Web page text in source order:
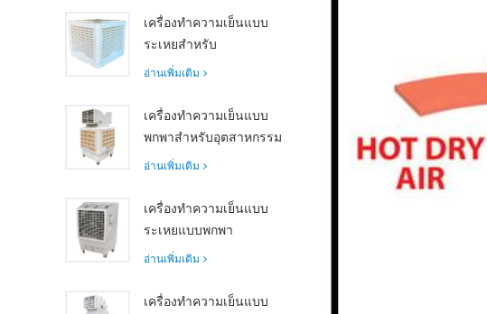
อย่างมีประสิทธิภาพ
เหมาะสำหรับห้องขนาด
เครื่องทำความเย็นแบบ
ระเหยสำหรับ
อุตสาหกรรม Siboly
30000 m³/h
อ่านเพิ่มเติม
เครื่องทำความเย็นแบบ
พกพาสำหรับอุตสาหกรรม
18,000 ลูกบาศก์เมตร/
รีโมทคอนโทรลสำหรับ
การทำความเย็นพื้นที่
อ่านเพิ่มเติม
เครื่องทำความเย็นแบบ
ระเหยแบบพกพา
ประสิทธิภาพสูง 18,000
รีโมทคอนโทรล
อ่านเพิ่มเติม
เครื่องทำความเย็นแบบ